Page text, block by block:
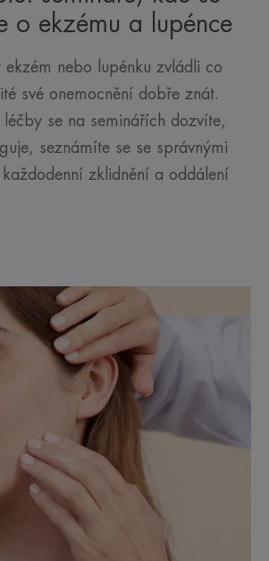
o ekzému a lupénce
nebo lupénku zvládli co
své onemocnění dobře znát.
léčby se na seminářích dozvíte,
seznámíte se se správnými
zklidnění a oddálení